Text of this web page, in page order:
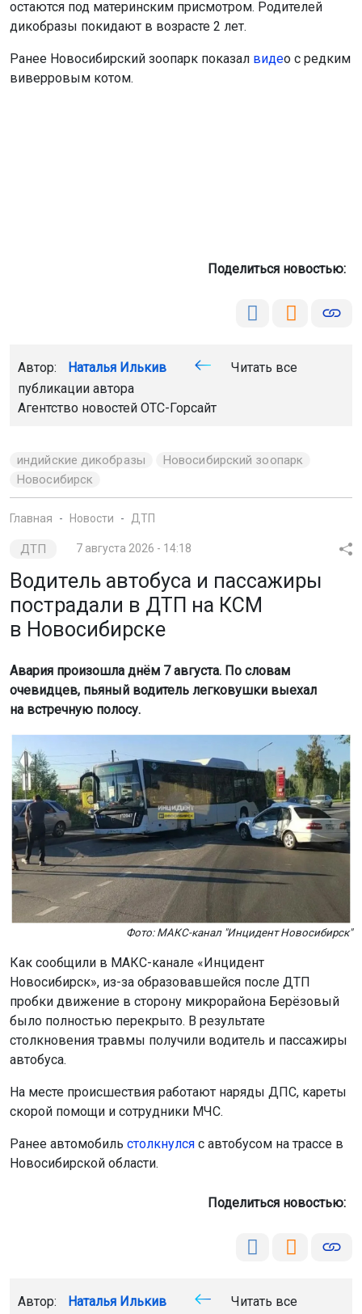
остаются под материнским присмотром. Родителей
дикобразы покидают в возрасте 2 лет.
Ранее Новосибирский зоопарк показал видео с редким
виверровым котом.
Поделиться новостью:
Автор: Наталья Илькив
Читать все
публикации автора
Агентство новостей ОТС-Горсайт
индийские дикобразы
Новосибирский зоопарк
Новосибирск
Главная Новости ДТП
ДТП 7 августа 2026 - 14:18
Водитель автобуса и пассажиры
пострадали в ДТП на КСМ
в Новосибирске
Авария произошла днём 7 августа. По словам
очевидцев, пьяный водитель легковушки выехал
на встречную полосу.
Фото: МАКС-канал "Инцидент Новосибирск"
Как сообщили в МАКС-канале «Инцидент
Новосибирск», из-за образовавшейся после ДТП
пробки движение в сторону микрорайона Берёзовый
было полностью перекрыто. В результате
столкновения травмы получили водитель и пассажиры
автобуса.
На месте происшествия работают наряды ДПС, кареты
скорой помощи и сотрудники МЧС.
Ранее автомобиль столкнулся с автобусом на трассе в
Новосибирской области.
Поделиться новостью:
Автор: Наталья Илькив
Читать все